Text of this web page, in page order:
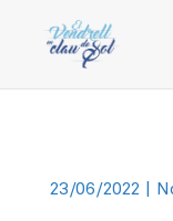
23/06/2022 |